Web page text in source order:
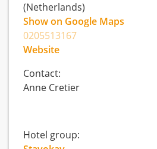
(Netherlands)
Show on Google Maps
0205513167
Website
Contact:
Anne Cretier
Hotel group: